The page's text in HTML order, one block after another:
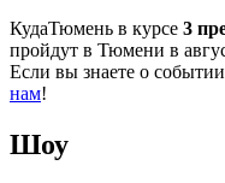
КудаТюмень в курсе 3
пройдут в Тюмени в
Если вы знаете о
нам!
Шоу